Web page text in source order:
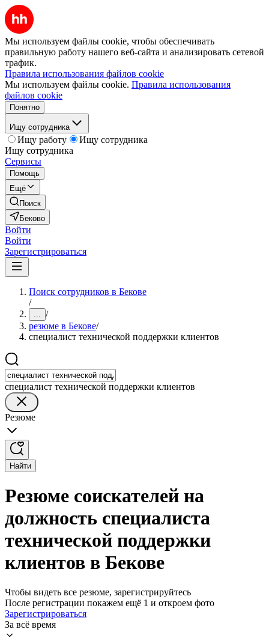
Мы используем файлы cookie, чтобы обеспечивать
правильную работу нашего веб-сайта и анализировать сетевой
трафик.
Правила использования файлов cookie
Мы используем файлы cookie. Правила использования
файлов cookie
Понятно
Ищу сотрудника
Ищу работу
Ищу сотрудника
Ищу сотрудника
Сервисы
Помощь
Ещё
Поиск
Беково
Войти
Войти
Зарегистрироваться
Поиск сотрудников в Бекове
/
... /
резюме в Бекове/
специалист технической поддержки клиентов
специалист технической поддержки клиентов
Резюме
Найти
Резюме соискателей на
должность специалиста
технической поддержки
клиентов в Бекове
Чтобы видеть все резюме, зарегистрируйтесь
После регистрации покажем ещё 1 и откроем фото
Зарегистрироваться
За всё время